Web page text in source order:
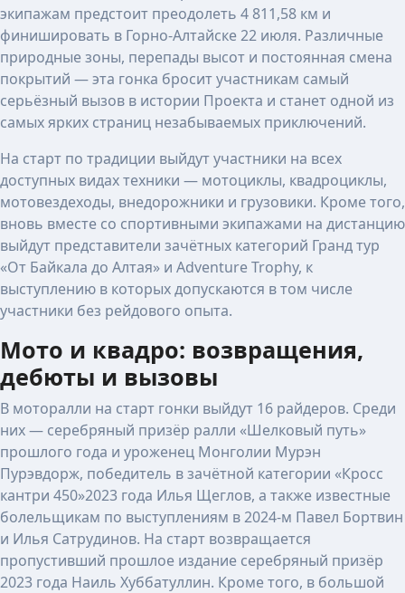
экипажам предстоит преодолеть 4 811,58 км и
финишировать в Горно-Алтайске 22 июля. Различные
природные зоны, перепады высот и постоянная смена
покрытий — эта гонка бросит участникам самый
серьёзный вызов в истории Проекта и станет одной из
самых ярких страниц незабываемых приключений.
На старт по традиции выйдут участники на всех
доступных видах техники — мотоциклы, квадроциклы,
мотовездеходы, внедорожники и грузовики. Кроме того,
вновь вместе со спортивными экипажами на дистанцию
выйдут представители зачётных категорий Гранд тур
«От Байкала до Алтая» и Adventure Trophy, к
выступлению в которых допускаются в том числе
участники без рейдового опыта.
Мото и квадро: возвращения,
дебюты и вызовы
В моторалли на старт гонки выйдут 16 райдеров. Среди
них — серебряный призёр ралли «Шелковый путь»
прошлого года и уроженец Монголии Мурэн
Пурэвдорж, победитель в зачётной категории «Кросс
кантри 450»2023 года Илья Щеглов, а также известные
болельщикам по выступлениям в 2024-м Павел Бортвин
и Илья Сатрудинов. На старт возвращается
пропустивший прошлое издание серебряный призёр
2023 года Наиль Хуббатуллин. Кроме того, в большой